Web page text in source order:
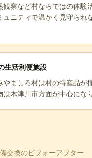
観察など村ならではの体験
ュニティで温かく見守られ
生活利便施設
ましろ村は村の特産品が
は木津川市方面が中心にな
交換のビフォーアフター